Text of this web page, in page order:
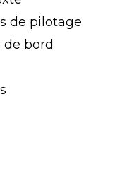
de pilotage
de bord